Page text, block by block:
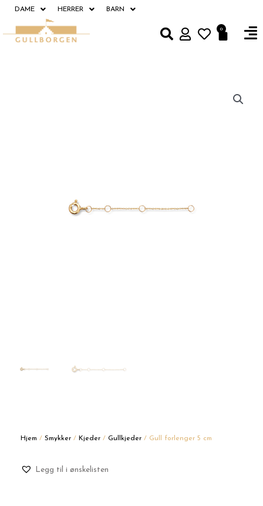
Hopp
innholdet
DAME HERRER BARN
0
Hjem / Smykker / Kjeder / Gullkjeder / Gull forlenger 5 cm
Legg til i ønskelisten